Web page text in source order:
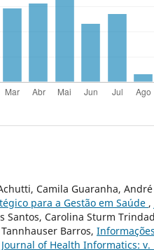
Camila Guaranha,
para a Gestão em Saúde ,
Santos, Carolina Sturm
Barros,
Journal of Health Informatics: v.